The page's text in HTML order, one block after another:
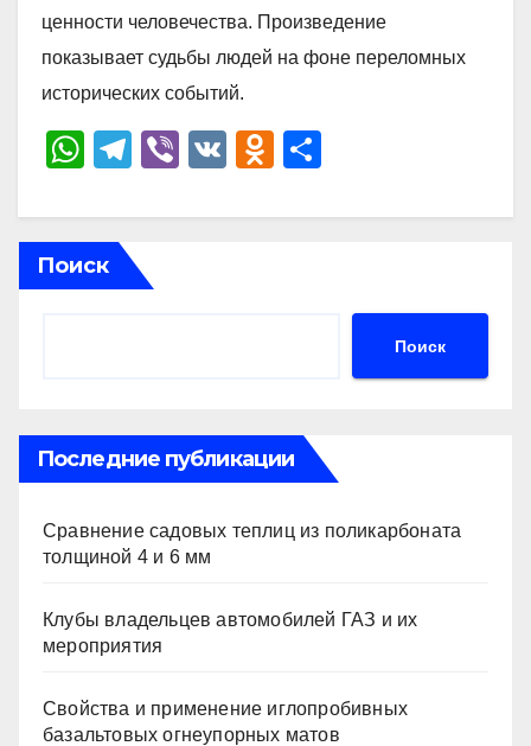
ценности человечества. Произведение
показывает судьбы людей на фоне переломных
исторических событий.
W
at
s
A
T
e
gr
a
Vi
er
V
O
n
ki
р
ть
Поиск
Поиск
Последние публикации
Сравнение садовых теплиц из поликарбоната
толщиной 4 и 6 мм
Клубы владельцев автомобилей ГАЗ и их
мероприятия
Свойства и применение иглопробивных
базальтовых огнеупорных матов